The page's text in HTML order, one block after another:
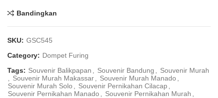
Bandingkan
SKU: GSC545
Category: Dompet Furing
Tags: Souvenir Balikpapan , Souvenir Bandung , Souvenir Murah
, Souvenir Murah Makassar, Souvenir Murah Manado ,
Souvenir Murah Solo , Souvenir Pernikahan Cilacap,
Souvenir Pernikahan Manado , Souvenir Pernikahan Murah ,